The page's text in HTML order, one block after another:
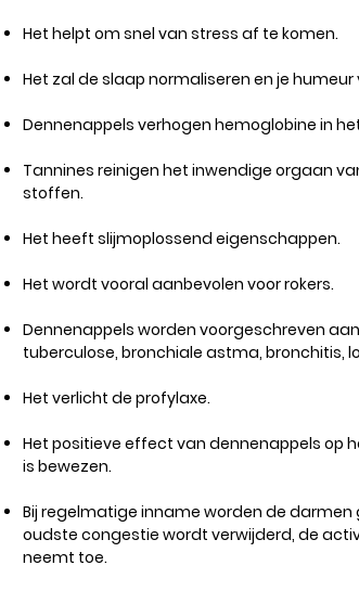
Het helpt om snel van stress af te komen.
Het zal de slaap normaliseren en je humeur
Dennenappels verhogen hemoglobine in
Tannines reinigen het inwendige orgaan
stoffen.
Het heeft slijmoplossend eigenschappen.
Het wordt vooral aanbevolen voor rokers.
Dennenappels worden voorgeschreven
tuberculose, bronchiale astma, bronchitis,
Het verlicht de profylaxe.
Het positieve effect van dennenappels op
is bewezen.
Bij regelmatige inname worden de darmen
oudste congestie wordt verwijderd, de
neemt toe.